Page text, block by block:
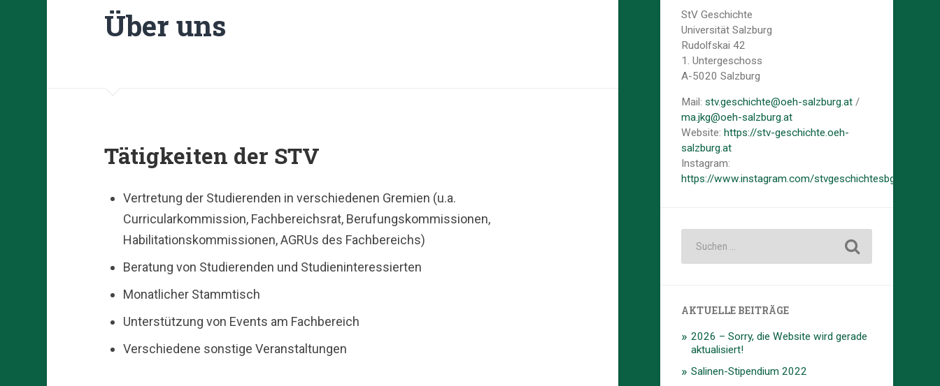
Über uns
Tätigkeiten der STV
Vertretung der Studierenden in verschiedenen Gremien (u.a.
Curricularkommission, Fachbereichsrat, Berufungskommissionen,
Habilitationskommissionen, AGRUs des Fachbereichs)
Beratung von Studierenden und Studieninteressierten
Monatlicher Stammtisch
Unterstützung von Events am Fachbereich
Verschiedene sonstige Veranstaltungen
StV Geschichte
Universität Salzburg
Rudolfskai 42
1. Untergeschoss
A-5020 Salzburg
Mail:stv.geschichte@oeh-salzburg.at /
ma.jkg@oeh-salzburg.at
Website: https://stv-geschichte.oeh-
salzburg.at
Instagram:
https://www.instagram.com/stvgeschichtesbg/
AKTUELLE BEITRÄGE
2026 – Sorry, die Website wird gerade
aktualisiert!
Salinen-Stipendium 2022